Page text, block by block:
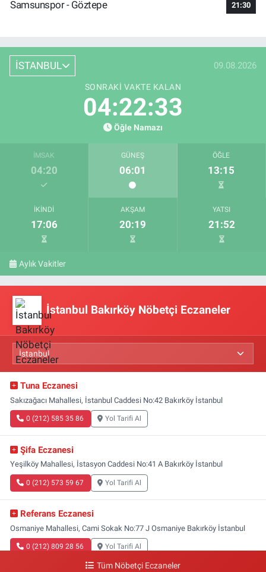
Samsunspor - Göztepe
21:30
İSTANBUL 09.08.2026
SONRAKI VAKTE KALAN
04:22:32
Öğle Namazı
İMSAK
04:20
GÜNEŞ
06:01
ÖĞLE
13:15
İKINDI
17:06
AKŞAM
20:19
YATSI
21:52
Aylık Vakitler
İstanbul Bakırköy Nöbetçi Eczaneler
Tuna Eczanesi
Sakızağacı Mahallesi, İstanbul Caddesi No:42 Bakırköy İstanbul
0 (212) 585 35 86 Yol Tarifi Al
Şifa Eczanesi
Yeşilköy Mahallesi, İstasyon Caddesi No:41 A Bakırköy İstanbul
0 (212) 573 59 67 Yol Tarifi Al
Referans Eczanesi
Osmaniye Mahallesi, Cami Sokak No:77 J Osmaniye Bakırköy İstanbul
0 (212) 809 28 56 Yol Tarifi Al
Tüm Nöbetçi Eczaneler